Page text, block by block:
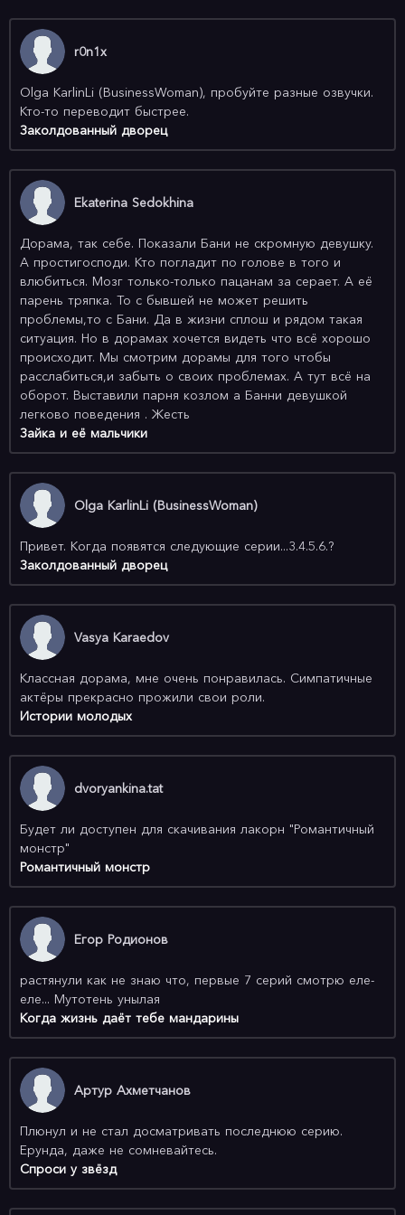
6 авг
5 авг Ангелы с улиц
WEB-DLRip 720p (ФСГ Ехидные
дорамщицы.Subtitles)
5 авг
WEB-DLRip 720p (ФСГ Ехидные
5 авг
Пёс из будущего
WEB-DLRip 720p (Дублированный)
r0n1x
Olga KarlinLi (BusinessWoman), пробуйте разные озвучки.
Кто-то переводит быстрее.
Заколдованный дворец
Ekaterina Sedokhina
Дорама, так себе. Показали Бани не скромную девушку.
А простигосподи. Кто погладит по голове в того и
влюбиться. Мозг только-только пацанам за серает. А её
парень тряпка. То с бывшей не может решить
проблемы,то с Бани. Да в жизни сплош и рядом такая
ситуация. Но в дорамах хочется видеть что всё хорошо
происходит. Мы смотрим дорамы для того чтобы
расслабиться,и забыть о своих проблемах. А тут всё на
оборот. Выставили парня козлом а Банни девушкой
легково поведения . Жесть
Зайка и её мальчики
Olga KarlinLi (BusinessWoman)
Привет. Когда появятся следующие серии...3.4.5.6.?
Заколдованный дворец
Vasya Karaedov
Классная дорама, мне очень понравилась. Симпатичные
актёры прекрасно прожили свои роли.
Истории молодых
dvoryankina.tat
Будет ли доступен для скачивания лакорн "Романтичный
монстр"
Романтичный монстр
Егор Родионов
растянули как не знаю что, первые 7 серий смотрю еле-
еле... Мутотень унылая
Когда жизнь даёт тебе мандарины
Артур Ахметчанов
Плюнул и не стал досматривать последнюю серию.
Ерунда, даже не сомневайтесь.
Спроси у звёзд